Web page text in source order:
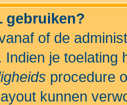
gebruiken?
of de
Indien je
procedure
kunnen